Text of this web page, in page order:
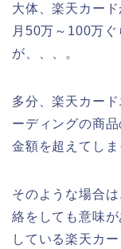
大体、楽天カー
月50万～100万
が、、、。
多分、楽天カー
ーディングの商
金額を超えてしま
そのような場合
絡をしても意味
している楽天カ